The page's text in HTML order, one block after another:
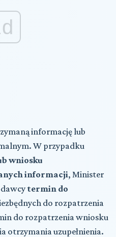
informację lub
W przypadku
wniosku
informacji, Minister
termin do
do rozpatrzenia
do rozpatrzenia wniosku
otrzymania uzupełnienia.